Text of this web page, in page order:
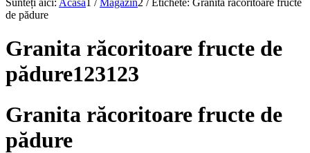
de pădure
Granita răcoritoare fructe de
pădure123123
Granita răcoritoare fructe de
pădure